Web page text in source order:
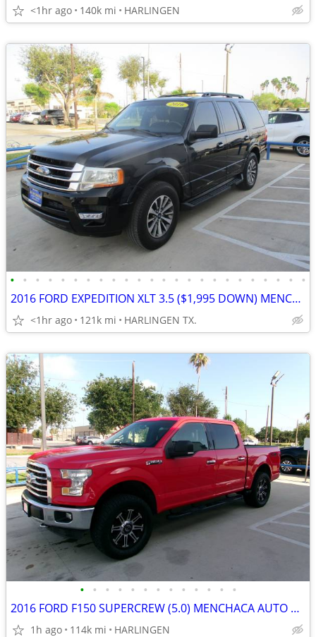
<1hr ago 140k mi HARLINGEN
• • • • • • • • • • • • • • • • • • • • • • • •
2016 FORD EXPEDITION XLT 3.5 ($1,995 DOWN) MENCHACA AUTO SALES
<1hr ago 121k mi HARLINGEN TX.
• • • • • • • • • • • • •
2016 FORD F150 SUPERCREW (5.0) MENCHACA AUTO SALES
1h ago 114k mi HARLINGEN